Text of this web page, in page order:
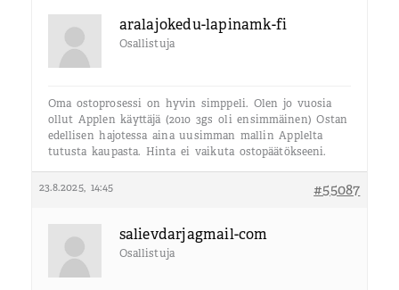
aralajokedu-lapinamk-fi
Osallistuja
Oma ostoprosessi on hyvin simppeli. Olen jo vuosia
ollut Applen käyttäjä (2010 3gs oli ensimmäinen) Ostan
edellisen hajotessa aina uusimman mallin Applelta
tutusta kaupasta. Hinta ei vaikuta ostopäätökseeni.
23.8.2025, 14:45 #55087
salievdarjagmail-com
Osallistuja